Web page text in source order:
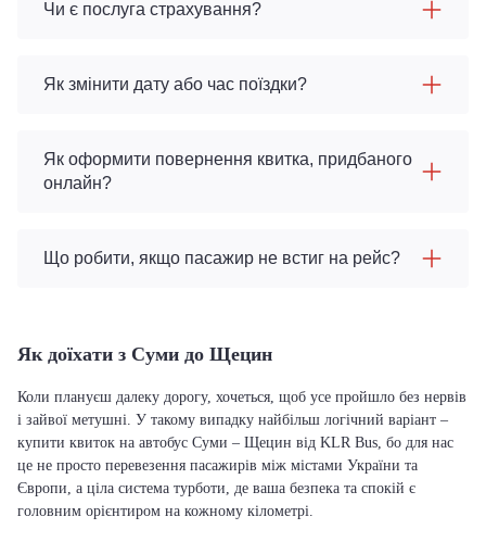
Чи є послуга страхування?
Як змінити дату або час поїздки?
Як оформити повернення квитка, придбаного
онлайн?
Що робити, якщо пасажир не встиг на рейс?
Як доїхати з Суми до Щецин
Коли плануєш далеку дорогу, хочеться, щоб усе пройшло без нервів
і зайвої метушні. У такому випадку найбільш логічний варіант –
купити квиток на автобус Суми – Щецин від KLR Bus, бо для нас
це не просто перевезення пасажирів між містами України та
Європи, а ціла система турботи, де ваша безпека та спокій є
головним орієнтиром на кожному кілометрі.